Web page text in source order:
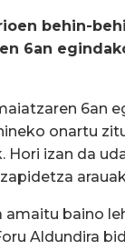
behin-
6an
6an
onartu
Hori izan da
amaitu baino
Aldundira